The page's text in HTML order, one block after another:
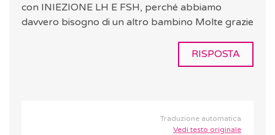
con INIEZIONE LH E FSH, perché abbiamo
davvero bisogno di un altro bambino Molte grazie
RISPOSTA
Traduzione automatica
Vedi testo originale